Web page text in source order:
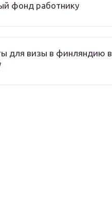
фонд работнику
для визы в финляндию в